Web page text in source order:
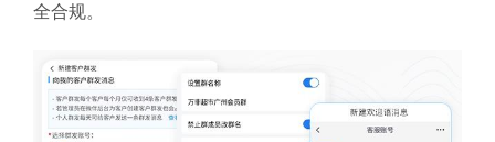
全合规。